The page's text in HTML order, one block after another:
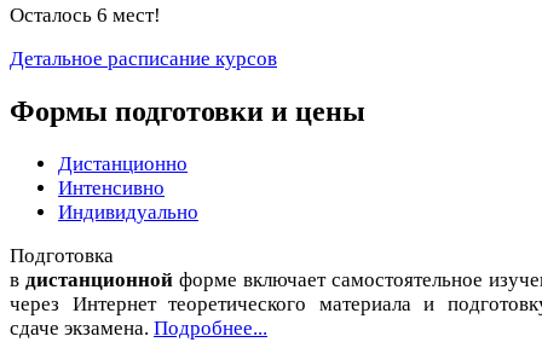
Осталось 6 мест!
Детальное расписание курсов
Формы подготовки и цены
Дистанционно
Интенсивно
Индивидуально
Подготовка
в дистанционной форме включает самостоятельное
через Интернет теоретического материала и
сдаче экзамена. Подробнее...